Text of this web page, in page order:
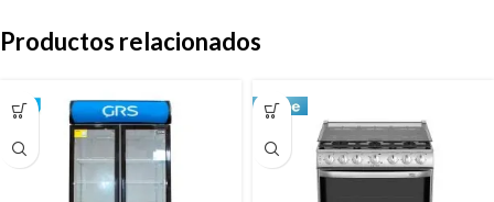
Productos relacionados